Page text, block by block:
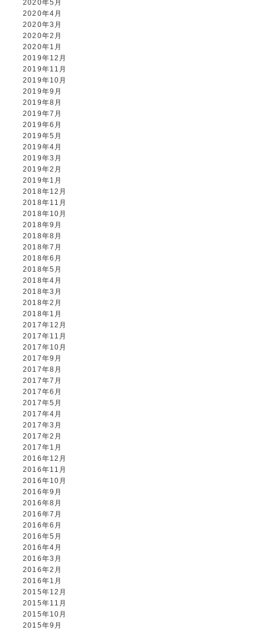
2020年5月
2020年4月
2020年3月
2020年2月
2020年1月
2019年12月
2019年11月
2019年10月
2019年9月
2019年8月
2019年7月
2019年6月
2019年5月
2019年4月
2019年3月
2019年2月
2019年1月
2018年12月
2018年11月
2018年10月
2018年9月
2018年8月
2018年7月
2018年6月
2018年5月
2018年4月
2018年3月
2018年2月
2018年1月
2017年12月
2017年11月
2017年10月
2017年9月
2017年8月
2017年7月
2017年6月
2017年5月
2017年4月
2017年3月
2017年2月
2017年1月
2016年12月
2016年11月
2016年10月
2016年9月
2016年8月
2016年7月
2016年6月
2016年5月
2016年4月
2016年3月
2016年2月
2016年1月
2015年12月
2015年11月
2015年10月
2015年9月